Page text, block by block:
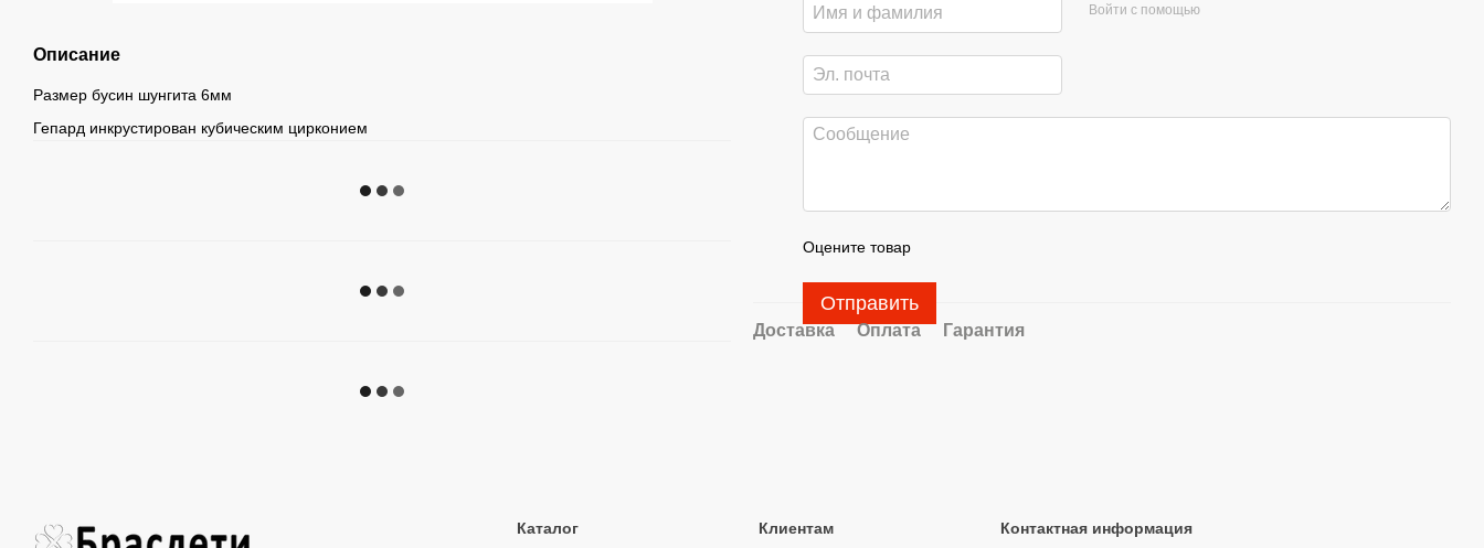
Описание
Размер бусин шунгита 6мм
Гепард инкрустирован кубическим цирконием
Войти с помощью
Оцените товар
Отправить
Доставка Оплата Гарантия
Каталог Клиентам Контактная информация